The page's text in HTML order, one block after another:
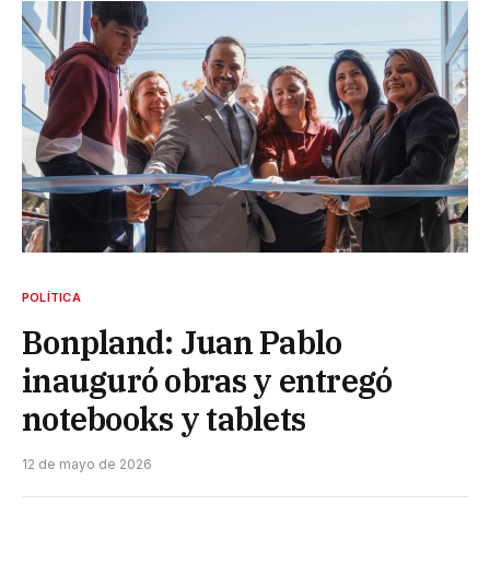
POLÍTICA
Bonpland: Juan Pablo
inauguró obras y entregó
notebooks y tablets
12 de mayo de 2026